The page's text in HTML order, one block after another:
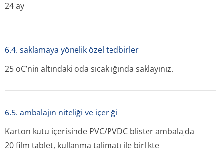
24 ay
6.4. saklamaya yönelik özel tedbirler
25 oC’nin altındaki oda sıcaklığında saklayınız.
6.5. ambalajın niteliği ve içeriği
Karton kutu içerisinde PVC/PVDC blister ambalajda
20 film tablet, kullanma talimatı ile birlikte